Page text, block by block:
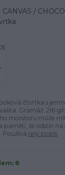
čtvrtka s
Gramáž: 216 g/
monitoru může
paměti, že odstín na
Používá celý popis
8